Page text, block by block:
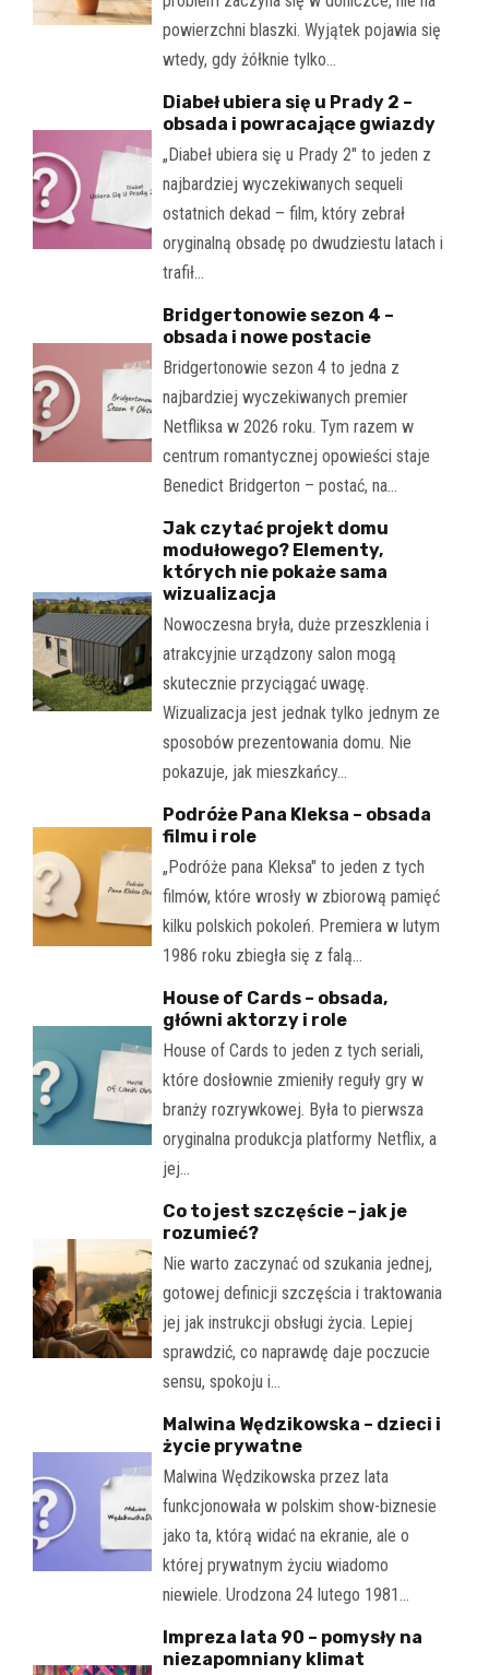
powierzchni blaszki. Wyjątek pojawia się
wtedy, gdy żółknie tylko…
Diabeł ubiera się u Prady 2 –
obsada i powracające gwiazdy
„Diabeł ubiera się u Prady 2" to jeden z
najbardziej wyczekiwanych sequeli
ostatnich dekad – film, który zebrał
oryginalną obsadę po dwudziestu latach i
trafił…
Bridgertonowie sezon 4 –
obsada i nowe postacie
Bridgertonowie sezon 4 to jedna z
najbardziej wyczekiwanych premier
Netfliksa w 2026 roku. Tym razem w
centrum romantycznej opowieści staje
Benedict Bridgerton – postać, na…
Jak czytać projekt domu
modułowego? Elementy,
których nie pokaże sama
wizualizacja
Nowoczesna bryła, duże przeszklenia i
atrakcyjnie urządzony salon mogą
skutecznie przyciągać uwagę.
Wizualizacja jest jednak tylko jednym ze
sposobów prezentowania domu. Nie
pokazuje, jak mieszkańcy…
Podróże Pana Kleksa – obsada
filmu i role
„Podróże pana Kleksa" to jeden z tych
filmów, które wrosły w zbiorową pamięć
kilku polskich pokoleń. Premiera w lutym
1986 roku zbiegła się z falą…
House of Cards – obsada,
główni aktorzy i role
House of Cards to jeden z tych seriali,
które dosłownie zmieniły reguły gry w
branży rozrywkowej. Była to pierwsza
oryginalna produkcja platformy Netflix, a
jej…
Co to jest szczęście – jak je
rozumieć?
Nie warto zaczynać od szukania jednej,
gotowej definicji szczęścia i traktowania
jej jak instrukcji obsługi życia. Lepiej
sprawdzić, co naprawdę daje poczucie
sensu, spokoju i…
Malwina Wędzikowska – dzieci i
życie prywatne
Malwina Wędzikowska przez lata
funkcjonowała w polskim show-biznesie
jako ta, którą widać na ekranie, ale o
której prywatnym życiu wiadomo
niewiele. Urodzona 24 lutego 1981…
Impreza lata 90 – pomysły na
niezapomniany klimat